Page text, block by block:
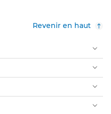
Revenir en haut